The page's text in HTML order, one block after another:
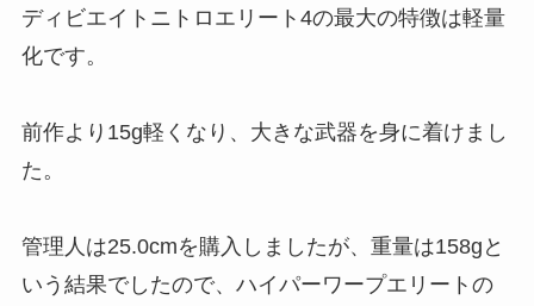
ディビエイトニトロエリート4の最大の特徴は軽量
化です。
前作より15g軽くなり、大きな武器を身に着けまし
た。
管理人は25.0cmを購入しましたが、重量は158gと
いう結果でしたので、ハイパーワープエリートの